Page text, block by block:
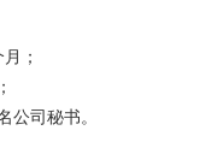
；
公司秘书。